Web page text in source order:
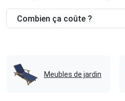
Combien ça coûte ?
Meubles de jardin